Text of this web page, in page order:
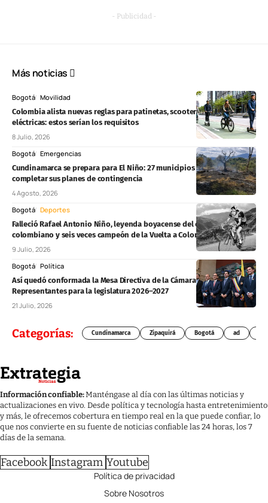
- Publicidad -
Más noticias
Bogotá Movilidad
Colombia alista nuevas reglas para patinetas, scooters y bicicletas
eléctricas: estos serían los requisitos
8 Julio, 2026
Bogotá Emergencias
Cundinamarca se prepara para El Niño: 27 municipios aún deben
completar sus planes de contingencia
4 Agosto, 2026
Bogotá Deportes
Falleció Rafael Antonio Niño, leyenda boyacense del ciclismo
colombiano y seis veces campeón de la Vuelta a Colombia
9 Julio, 2026
Bogotá Política
Así quedó conformada la Mesa Directiva de la Cámara de
Representantes para la legislatura 2026–2027
21 Julio, 2026
Categorías: Cundinamarca Zipaquirá Bogotá ad
Información confiable:Manténgase al día con las últimas noticias y
actualizaciones en vivo. Desde política y tecnología hasta entretenimiento
y más, le ofrecemos cobertura en tiempo real en la que puede confiar, lo
que nos convierte en su fuente de noticias confiable las 24 horas, los 7
días de la semana.
Facebook Instagram Youtube
Política de privacidad
Sobre Nosotros